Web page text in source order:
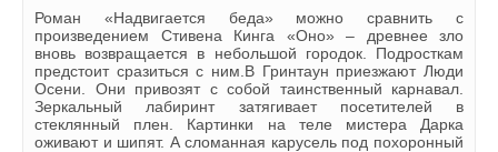
Надвигается беда 22
Надвигается беда 23
Надвигается беда 24
Надвигается беда 25
Роман «Надвигается беда» можно сравнить с
произведением Стивена Кинга «Оно» – древнее зло
вновь возвращается в небольшой городок. Подросткам
предстоит сразиться с ним.В Гринтаун приезжают Люди
Осени. Они привозят с собой таинственный карнавал.
Зеркальный лабиринт затягивает посетителей в
стеклянный плен. Картинки на теле мистера Дарка
оживают и шипят. А сломанная карусель под похоронный